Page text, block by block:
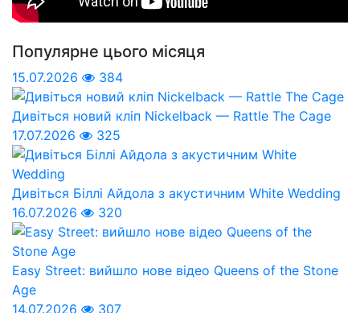
Популярне цього місяця
15.07.2026 384
Дивіться новий кліп Nickelback — Rattle The Cage
17.07.2026
325
Дивіться Біллі Айдола з акустичним White Wedding
16.07.2026
320
Easy Street: вийшло нове відео Queens of the Stone
Age
14.07.2026
307